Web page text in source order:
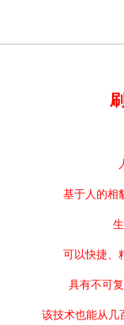
基于人的相
可以快捷、
具有不可
该技术也能从几